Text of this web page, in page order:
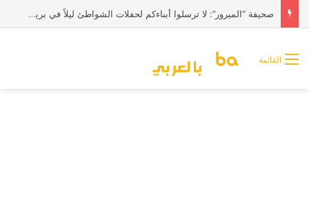
صحيفة “الميرور”: لا ترسلوا أبناءكم لحفلات الشواطئ ليلاً في بريطانيا
القائمة